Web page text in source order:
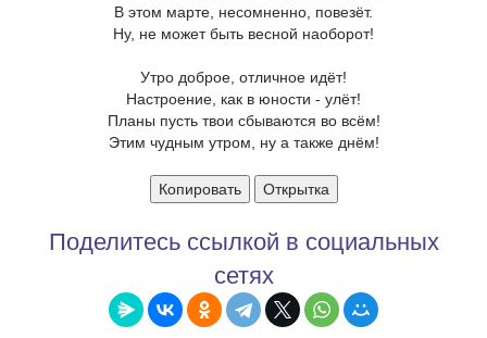
В этом марте, несомненно, повезёт.
Ну, не может быть весной наоборот!
Утро доброе, отличное идёт!
Настроение, как в юности - улёт!
Планы пусть твои сбываются во всём!
Этим чудным утром, ну а также днём!
Копировать Открытка
Поделитесь ссылкой в социальных
сетях